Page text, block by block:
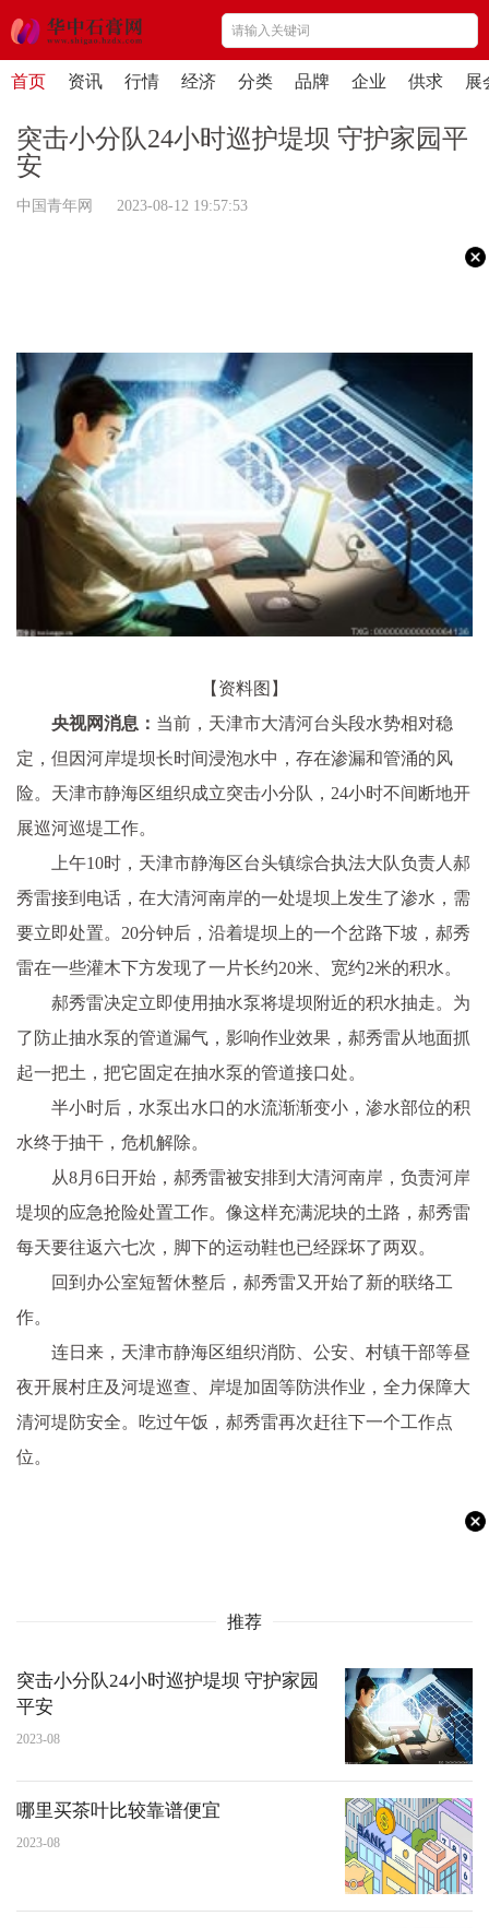
首页 资讯 行情 经济 分类 品牌 企业 供求 展
突击小分队24小时巡护堤坝 守护家园平
安
中国青年网 2023-08-12 19:57:53
【资料图】
央视网消息： 当前，天津市大清河台头段水势相对稳
定，但因河岸堤坝长时间浸泡水中，存在渗漏和管涌的风
险。天津市静海区组织成立突击小分队，24小时不间断地开
展巡河巡堤工作。
上午10时，天津市静海区台头镇综合执法大队负责人郝
秀雷接到电话，在大清河南岸的一处堤坝上发生了渗水，需
要立即处置。20分钟后，沿着堤坝上的一个岔路下坡，郝秀
雷在一些灌木下方发现了一片长约20米、宽约2米的积水。
郝秀雷决定立即使用抽水泵将堤坝附近的积水抽走。为
了防止抽水泵的管道漏气，影响作业效果，郝秀雷从地面抓
起一把土，把它固定在抽水泵的管道接口处。
半小时后，水泵出水口的水流渐渐变小，渗水部位的积
水终于抽干，危机解除。
从8月6日开始，郝秀雷被安排到大清河南岸，负责河岸
堤坝的应急抢险处置工作。像这样充满泥块的土路，郝秀雷
每天要往返六七次，脚下的运动鞋也已经踩坏了两双。
回到办公室短暂休整后，郝秀雷又开始了新的联络工
作。
连日来，天津市静海区组织消防、公安、村镇干部等昼
夜开展村庄及河堤巡查、岸堤加固等防洪作业，全力保障大
清河堤防安全。吃过午饭，郝秀雷再次赶往下一个工作点
位。
推荐
突击小分队24小时巡护堤坝 守护家园
平安
2023-08
哪里买茶叶比较靠谱便宜
2023-08